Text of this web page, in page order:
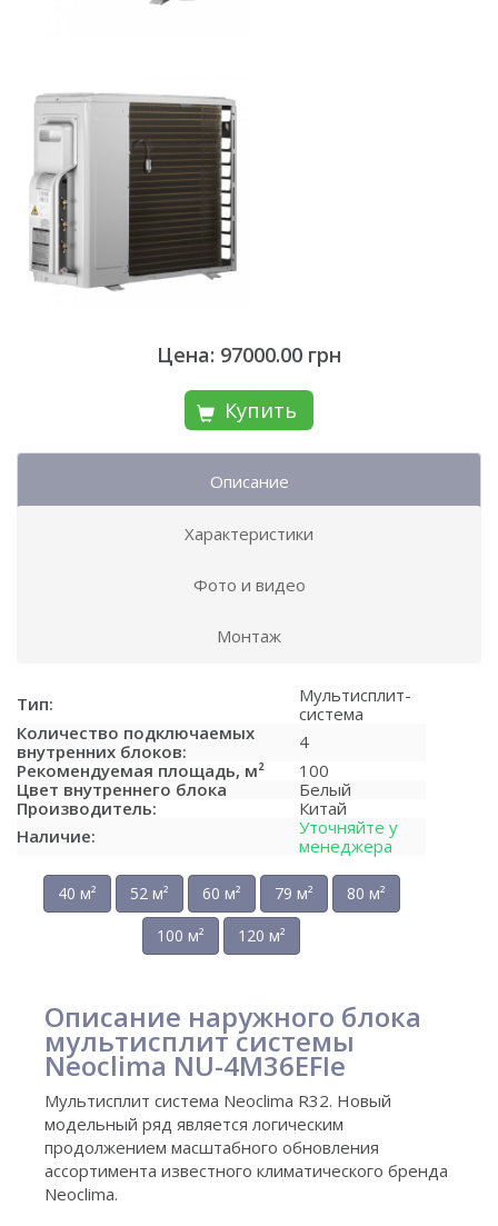
Цена: 97000.00 грн
Купить
Описание
Характеристики
Фото и видео
Монтаж
Тип:
Мультисплит-
система
Количество подключаемых
внутренних блоков:
4
Рекомендуемая площадь, м²
100
Цвет внутреннего блока
Белый
Производитель:
Китай
Наличие:
Уточняйте у
менеджера
40 м² 52 м² 60 м² 79 м²
80 м²
100 м²
120 м²
Описание наружного блока
мультисплит системы
Neoclima NU-4M36EFIe
Мультисплит система Neoclima R32. Новый
модельный ряд является логическим
продолжением масштабного обновления
ассортимента известного климатического бренда
Neoclima.